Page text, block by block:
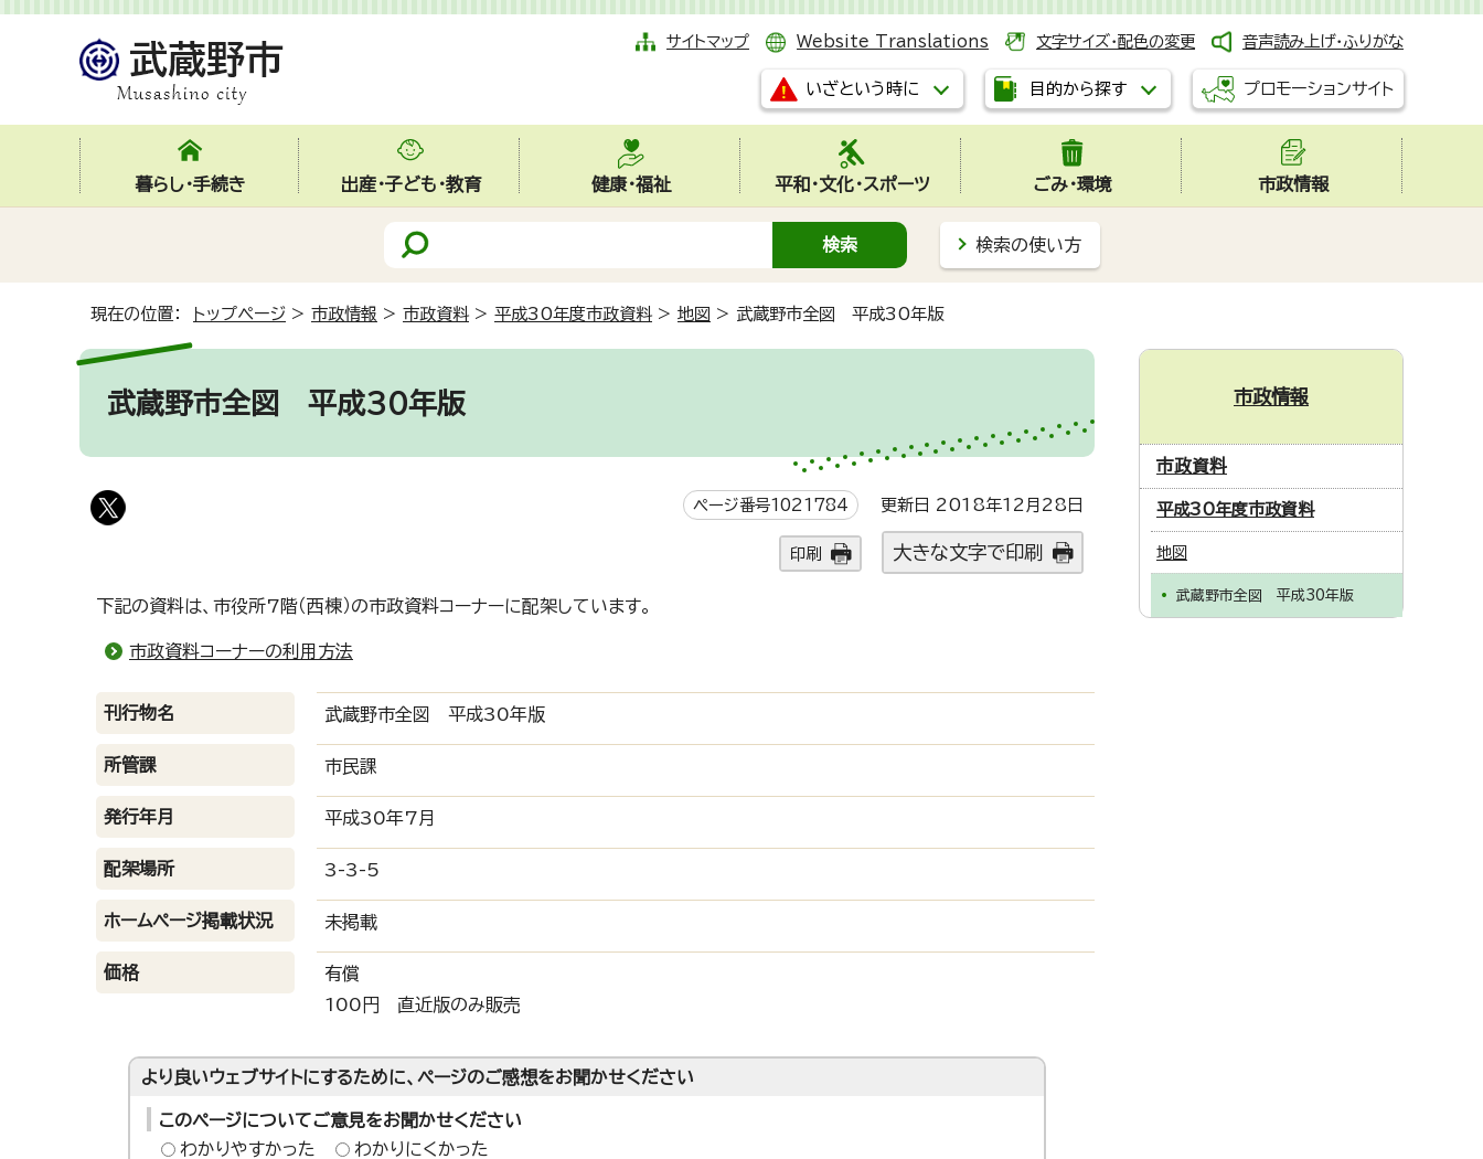
サイトマップ Website Translations 文字サイズ・配色の変更 音声読み上げ・ふりがな
いざという時に 目的から探す プロモーションサイト
暮らし・手続き 出産・子ども・教育 健康・福祉 平和・文化・スポーツ ごみ・環境 市政情報
検索の使い方
現在の位置： トップページ > 市政情報 > 市政資料 > 平成30年度市政資料 > 地図 > 武蔵野市全図 平成30年版
武蔵野市全図 平成30年版
ページ番号1021784 更新日 2018年12月28日
印刷 大きな文字で印刷
下記の資料は、市役所7階（西棟）の市政資料コーナーに配架しています。
市政資料コーナーの利用方法
刊行物名 武蔵野市全図 平成30年版
所管課 市民課
発行年月 平成30年7月
配架場所 3-3-5
ホームページ掲載状況 未掲載
価格
有償
100円 直近版のみ販売
より良いウェブサイトにするために、ページのご感想をお聞かせください
このページについてご意見をお聞かせください
わかりやすかった
わかりにくかった
市政情報
市政資料
平成30年度市政資料
地図
武蔵野市全図 平成30年版